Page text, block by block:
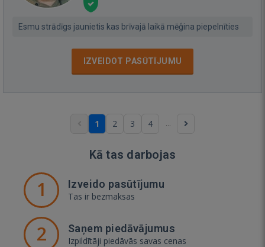
Esmu strādīgs jaunietis kas brīvajā laikā mēģina piepelnīties
IZVEIDOT PASŪTĪJUMU
1 2 3 4 ...
Kā tas darbojas
1 Izveido pasūtījumu
Tas ir bezmaksas
2 Saņem piedāvājumus
Izpildītāji piedāvās savas cenas